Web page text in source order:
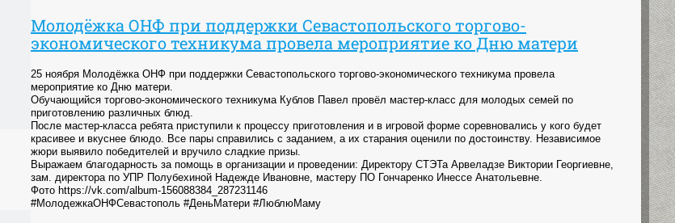
Молодёжка ОНФ при поддержки Севастопольского торгово-
экономического техникума провела мероприятие ко Дню матери
25 ноября Молодёжка ОНФ при поддержки Севастопольского торгово-экономического техникума провела
мероприятие ко Дню матери.
Обучающийся торгово-экономического техникума Кублов Павел провёл мастер-класс для молодых семей по
приготовлению различных блюд.
После мастер-класса ребята приступили к процессу приготовления и в игровой форме соревновались у кого будет
красивее и вкуснее блюдо. Все пары справились с заданием, а их старания оценили по достоинству. Независимое
жюри выявило победителей и вручило сладкие призы.
Выражаем благодарность за помощь в организации и проведении: Директору СТЭТа Арвеладзе Виктории Георгиевне,
зам. директора по УПР Полубехиной Надежде Ивановне, мастеру ПО Гончаренко Инессе Анатольевне.
Фото https://vk.com/album-156088384_287231146
#МолодежкаОНФСевастополь #ДеньМатери #ЛюблюМаму